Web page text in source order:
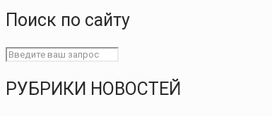
Поиск по сайту
РУБРИКИ НОВОСТЕЙ